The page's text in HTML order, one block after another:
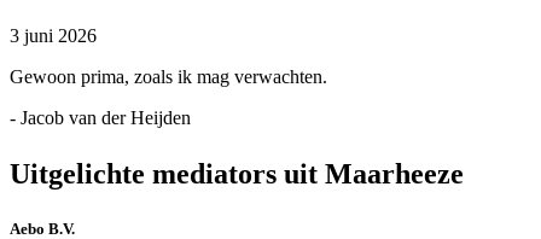
3 juni 2026
Gewoon prima, zoals ik mag verwachten.
- Jacob van der Heijden
Uitgelichte mediators uit Maarheeze
Aebo B.V.